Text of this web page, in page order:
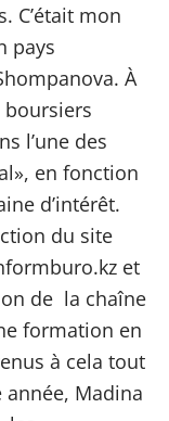
C’était mon
pays
À
boursiers
l’une des
en fonction
d’intérêt.
du site
et
de la chaîne
formation en
à cela tout
Madina